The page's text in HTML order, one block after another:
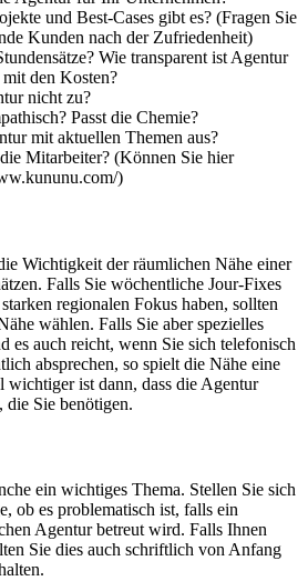
und Best-Cases gibt es? (Fragen Sie
Kunden nach der Zufriedenheit)
Wie transparent ist Agentur
den Kosten?
nicht zu?
Passt die Chemie?
mit aktuellen Themen aus?
Mitarbeiter? (Können Sie hier
)
Wichtigkeit der räumlichen Nähe einer
Falls Sie wöchentliche Jour-Fixes
regionalen Fokus haben, sollten
wählen. Falls Sie aber spezielles
es auch reicht, wenn Sie sich telefonisch
absprechen, so spielt die Nähe eine
wichtiger ist dann, dass die Agentur
die Sie benötigen.
ein wichtiges Thema. Stellen Sie sich
ob es problematisch ist, falls ein
Agentur betreut wird. Falls Ihnen
Sie dies auch schriftlich von Anfang